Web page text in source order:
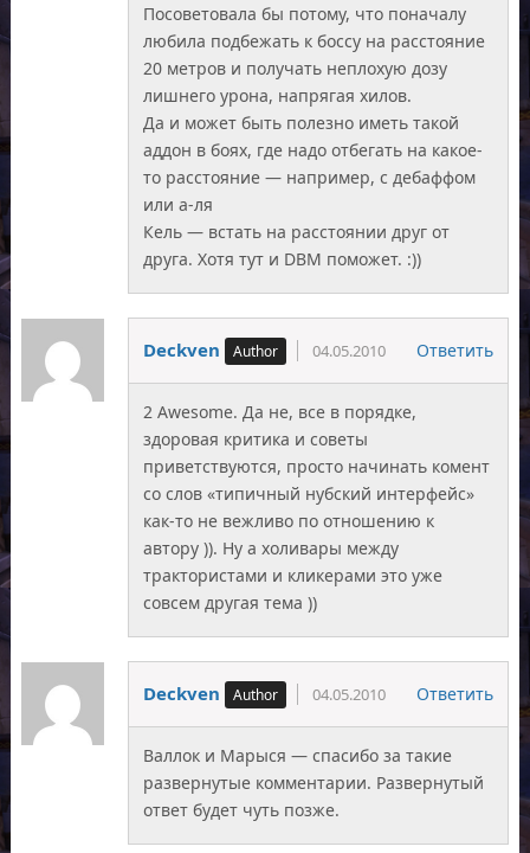
Посоветовала бы потому, что поначалу
любила подбежать к боссу на расстояние
20 метров и получать неплохую дозу
лишнего урона, напрягая хилов.
Да и может быть полезно иметь такой
аддон в боях, где надо отбегать на какое-
то расстояние — например, с дебаффом
или а-ля
Кель — встать на расстоянии друг от
друга. Хотя тут и DBM поможет. :))
Deckven 04.05.2010 Ответить
2 Awesome. Да не, все в порядке,
здоровая критика и советы
приветствуются, просто начинать комент
со слов «типичный нубский интерфейс»
как-то не вежливо по отношению к
автору )). Ну а холивары между
трактористами и кликерами это уже
совсем другая тема ))
Deckven 04.05.2010 Ответить
Валлок и Марыся — спасибо за такие
развернутые комментарии. Развернутый
ответ будет чуть позже.